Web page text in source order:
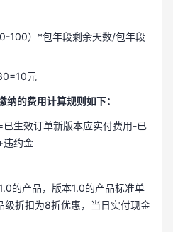
100）*包年段剩余天数/包年段
元
纳的费用计算规则如下：
生效订单新版本应实付费用-已
违约金
的产品，版本1.0的产品标准单
折扣为8折优惠，当日实付现金